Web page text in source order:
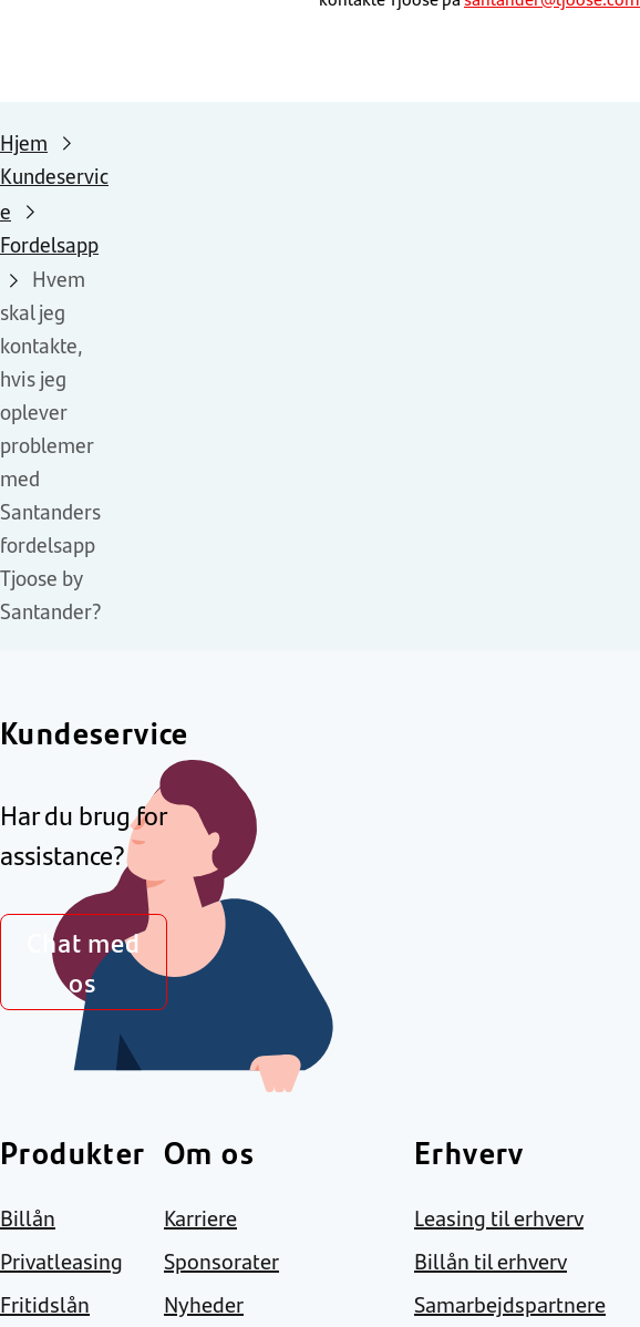
Hjem
Kundeservic
e
Fordelsapp
Hvem
skal jeg
kontakte,
hvis jeg
oplever
problemer
med
Santanders
fordelsapp
Tjoose by
Santander?
Kundeservice
Har du brug for
assistance?
Chat med
os
Produkter
Billån
Privatleasing
Fritidslån
Om os
Karriere
Sponsorater
Nyheder
Erhverv
Leasing til erhverv
Billån til erhverv
Samarbejdspartnere